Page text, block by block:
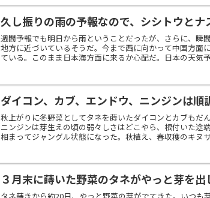
久し振りの雨の予報なので、シシトウとナ
週間予報でも明日から雨ということだったが、さらに、瞬
地方に近づいているそうだ。今まで西に向かって中国方面
ている。このまま日本海方面に来るか心配だ。日本の天気
ダイコン、カブ、エンドウ、ニンジンは順
秋上がりに冬野菜としてタネを蒔いたダイコンとカブもだ
ニンジンは芽生えの頃の弱々しさはどこやら、根付いた途
相まってジャングル状態になった。秋植え、春収穫のキヌ
３月末に蒔いた野菜のタネがやっと芽を出